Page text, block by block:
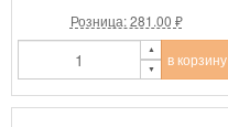
Розница: 281.00 ₽
в корзину